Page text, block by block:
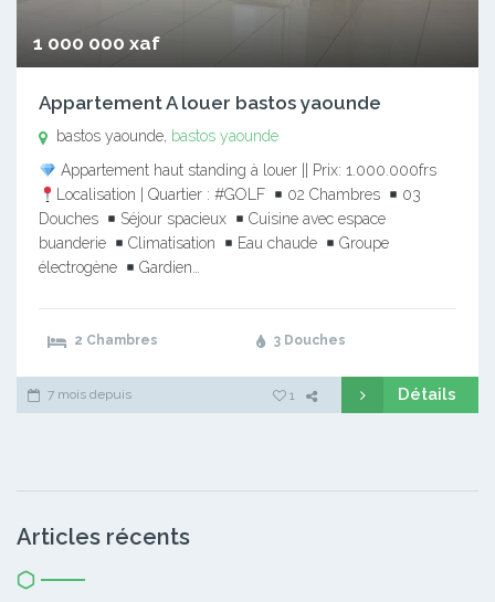
1 000 000 xaf
Appartement A louer bastos yaounde
bastos yaounde, bastos yaounde
Appartement haut standing à louer || Prix: 1.000.000frs
Localisation | Quartier : #GOLF
02 Chambres
03
Douches
Séjour spacieux
Cuisine avec espace
buanderie
Climatisation Eau chaude
Groupe
électrogène
Gardien…
2 Chambres 3 Douches
7 mois depuis 1 Détails
Articles récents